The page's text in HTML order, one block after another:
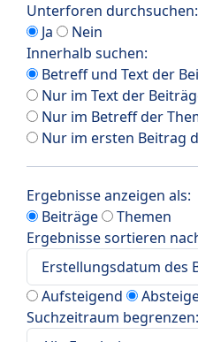
Unterforen durchsuchen:
Ja
Nein
Innerhalb suchen:
Betreff und Text der
Nur im Text der
Nur im Betreff der
Nur im ersten Beitrag
Ergebnisse anzeigen als:
Beiträge
Themen
Ergebnisse sortieren
Aufsteigend
Suchzeitraum begrenzen: